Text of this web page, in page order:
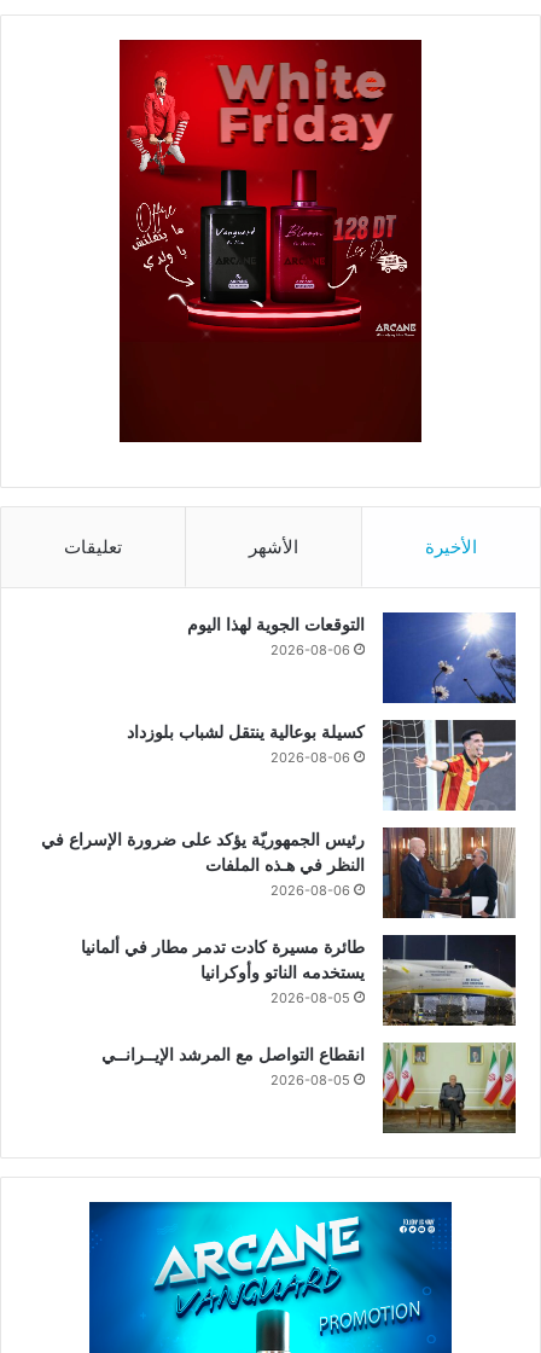
الأخيرة الأشهر تعليقات
التوقعات الجوية لهذا اليوم
2026-08-06
كسيلة بوعالية ينتقل لشباب بلوزداد
2026-08-06
رئيس الجمهوريّة يؤكد على ضرورة الإسراع في
النظر في هـذه الملفات
2026-08-06
طائرة مسيرة كادت تدمر مطار في ألمانيا
يستخدمه الناتو وأوكرانيا
2026-08-05
انقطاع التواصل مع المرشد الإيــرانــي
2026-08-05